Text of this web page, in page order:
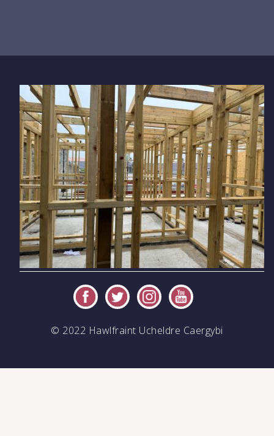
© 2022 Hawlfraint Ucheldre Caergybi